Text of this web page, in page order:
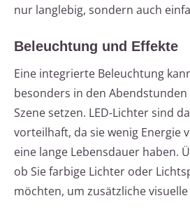
nur langlebig, sondern auch
Beleuchtung und Effekte
Eine integrierte Beleuchtung
besonders in den
Szene setzen. LED-Lichter sind
vorteilhaft, da sie wenig Energie
eine lange Lebensdauer haben.
ob Sie farbige Lichter oder
möchten, um zusätzliche